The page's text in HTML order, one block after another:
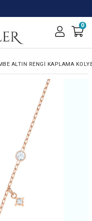
0
ALTIN RENGI KAPLAMA